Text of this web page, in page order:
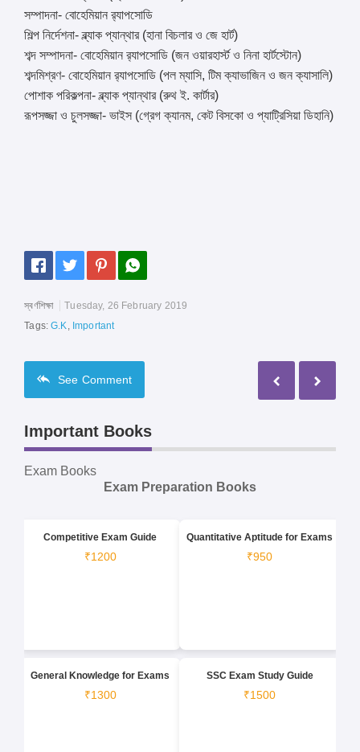
সম্পাদনা- বোহেমিয়ান র‌্যাপসোডি
শিল্প নির্দেশনা- ব্ল্যাক প্যান্থার (হানা বিচলার ও জে হার্ট)
শব্দ সম্পাদনা- বোহেমিয়ান র‌্যাপসোডি (জন ওয়ারহার্স্ট ও নিনা হার্টস্টোন)
শব্দমিশ্রণ- বোহেমিয়ান র‌্যাপসোডি (পল ম্যাসি, টিম ক্যাভাজিন ও জন ক্যাসালি)
পোশাক পরিকল্পনা- ব্ল্যাক প্যান্থার (রুথ ই. কার্টার)
রূপসজ্জা ও চুলসজ্জা- ভাইস (গ্রেগ ক্যানম, কেট বিসকো ও প্যাট্রিসিয়া ডিহানি)
স্বর্ণশিক্ষা
Tuesday, 26 February 2019
Tags:G.K, Important
See Comment
Important Books
Exam Books
Exam Preparation Books
Competitive Exam Guide
₹1200
Quantitative Aptitude for Exams
₹950
General Knowledge for Exams
₹1300
SSC Exam Study Guide
₹1500